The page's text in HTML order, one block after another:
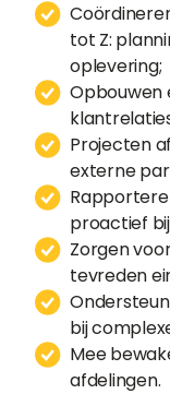
tot Z:
oplevering;
Opbouwen
Projecten
externe
proactief
Zorgen
tevreden
bij
Mee
afdelingen.